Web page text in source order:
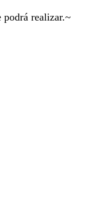
podrá realizar.~